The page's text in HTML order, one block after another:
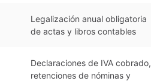
Legalización anual obligatoria
de actas y libros contables
Declaraciones de IVA cobrado,
retenciones de nóminas y